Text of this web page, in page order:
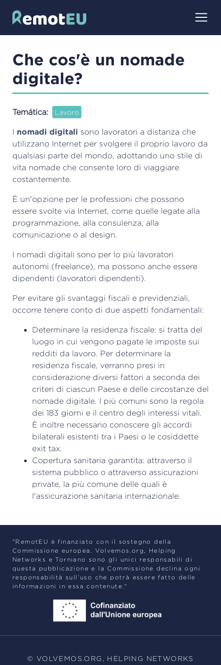
Che cos'è un nomade
digitale?
Temática Lavoro
I nomadi digitali sono lavoratori a distanza che
utilizzano Internet per svolgere il proprio lavoro da
qualsiasi parte del mondo, adottando uno stile di
vita nomade che consente loro di viaggiare
costantemente.
È un'opzione per le professioni che possono
essere svolte via Internet, come quelle legate alla
programmazione, alla consulenza, alla
comunicazione o al design.
I nomadi digitali sono per lo più lavoratori
autonomi (freelance), ma possono anche essere
dipendenti (lavoratori dipendenti).
Per evitare gli svantaggi fiscali e previdenziali,
occorre tenere conto di due aspetti fondamentali:
Determinare la residenza fiscale: si tratta del
luogo in cui vengono pagate le imposte sui
redditi da lavoro. Per determinare la
residenza fiscale, verranno presi in
considerazione diversi fattori a seconda dei
criteri di ciascun Paese e delle circostanze del
nomade digitale. I più comuni sono la regola
dei 183 giorni e il centro degli interessi vitali.
È inoltre necessario conoscere gli accordi
bilaterali esistenti tra i Paesi o le cosiddette
exit tax.
Copertura sanitaria garantita: attraverso il
sistema pubblico o attraverso assicurazioni
private, la più comune delle quali è
l'assicurazione sanitaria internazionale.
"RemotEU è finanziato con il sostegno della
Commissione europea. Volvemos.org, Helping
Networks e Torniano sono gli unici responsabili di
questa pubblicazione e la Commissione declina ogni
responsabilità sull’uso che potrà essere fatto delle
informazioni in essa contenute."
© VOLVEMOS.ORG, HELPING NETWORKS